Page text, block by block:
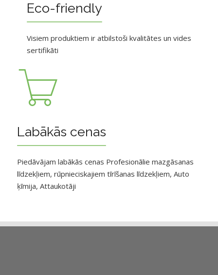
Eco-friendly
Visiem produktiem ir atbilstoši kvalitātes un vides
sertifikāti
Labākās cenas
Piedāvājam labākās cenas Profesionālie mazgāsanas
līdzekļiem, rūpnieciskajiem tīrīšanas līdzekļiem, Auto
ķīmija, Attaukotāji